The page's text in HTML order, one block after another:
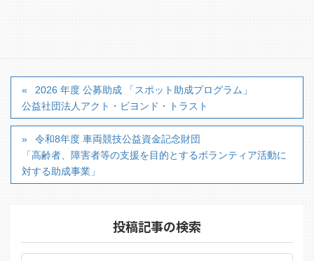
カテゴリー ■新着情報
2026 年度 公募助成 「スポット助成プログラム」
公益社団法人アクト・ビヨンド・トラスト
令和8年度 車両競技公益資金記念財団
「高齢者、障害者等の支援を目的とするボランティア活動に
対する助成事業」
投稿記事の検索